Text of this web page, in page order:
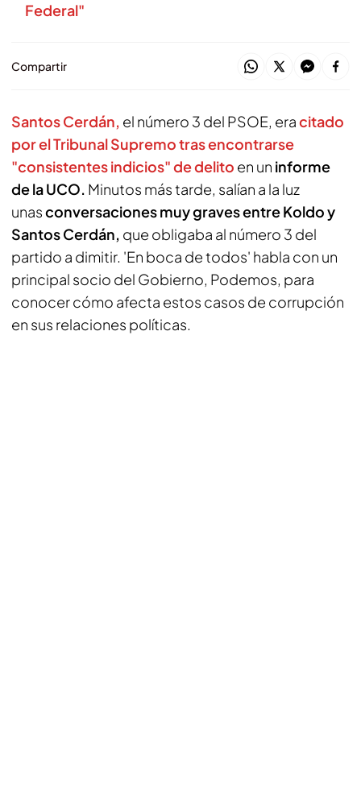
Federal"
Compartir
Santos Cerdán, el número 3 del PSOE, eracitado
por el Tribunal Supremo tras encontrarse
"consistentes indicios" de delito en un informe
de la UCO. Minutos más tarde, salían a la luz
unasconversaciones muy graves entre Koldo y
Santos Cerdán, que obligaba al número 3 del
partido a dimitir. 'En boca de todos' habla con un
principal socio del Gobierno, Podemos, para
conocer cómo afecta estos casos de corrupción
en sus relaciones políticas.